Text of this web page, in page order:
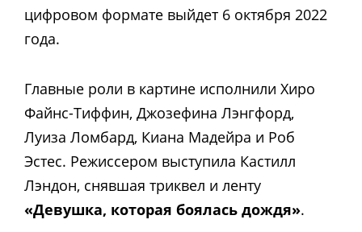
цифровом формате выйдет 6 октября 2022
года.
Главные роли в картине исполнили Хиро
Файнс-Тиффин, Джозефина Лэнгфорд,
Луиза Ломбард, Киана Мадейра и Роб
Эстес. Режиссером выступила Кастилл
Лэндон, снявшая триквел и ленту
«Девушка, которая боялась дождя».